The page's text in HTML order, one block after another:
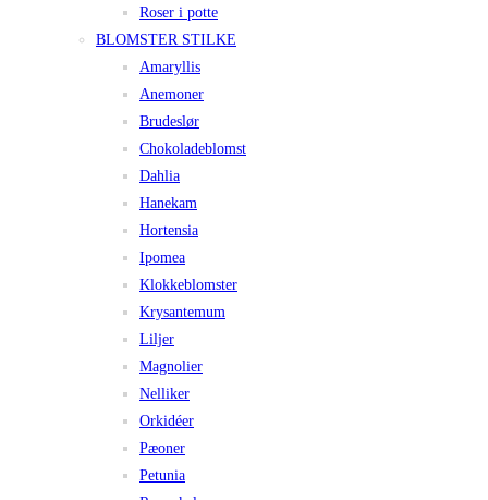
Roser i potte
BLOMSTER STILKE
Amaryllis
Anemoner
Brudeslør
Chokoladeblomst
Dahlia
Hanekam
Hortensia
Ipomea
Klokkeblomster
Krysantemum
Liljer
Magnolier
Nelliker
Orkidéer
Pæoner
Petunia